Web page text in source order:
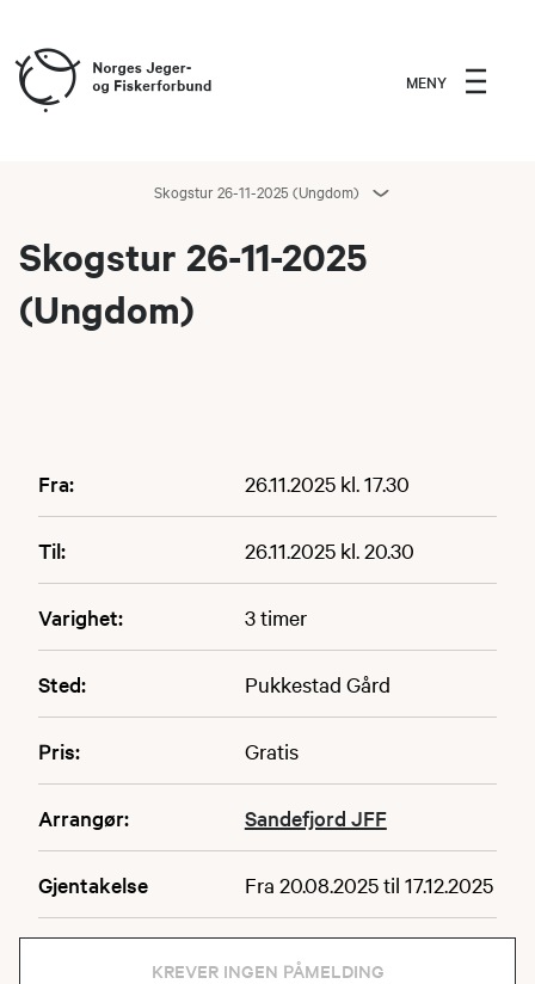
MENY
Skogstur 26-11-2025 (Ungdom)
Skogstur 26-11-2025
(Ungdom)
Fra: 26.11.2025 kl. 17.30
Til: 26.11.2025 kl. 20.30
Varighet: 3 timer
Sted: Pukkestad Gård
Pris: Gratis
Arrangør: Sandefjord JFF
Gjentakelse Fra 20.08.2025 til 17.12.2025
KREVER INGEN PÅMELDING